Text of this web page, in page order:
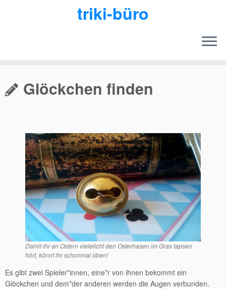
Inhalt
springen
triki-büro
Glöckchen finden
Damit ihr an Ostern vielelicht den Osterhasen im Gras tapsen
hört, könnt ihr schonmal üben!
Es gibt zwei Spieler*innen, eine*r von ihnen bekommt ein
Glöckchen und dem*der anderen werden die Augen verbunden.